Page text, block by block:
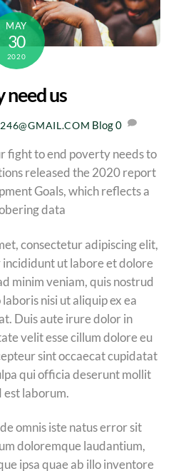
MAY
30
2020
need us
Blog0
fight to end poverty needs to
released the 2020 report
Goals, which reflects a
data
consectetur adipiscing elit,
incididunt ut labore et dolore
minim veniam, quis nostrud
nisi ut aliquip ex ea
Duis aute irure dolor in
velit esse cillum dolore eu
sint occaecat cupidatat
qui officia deserunt mollit
est laborum.
omnis iste natus error sit
doloremque laudantium,
ipsa quae ab illo inventore